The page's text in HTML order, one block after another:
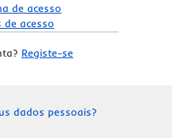
de acesso
acesso
Registe-se
dados pessoais?